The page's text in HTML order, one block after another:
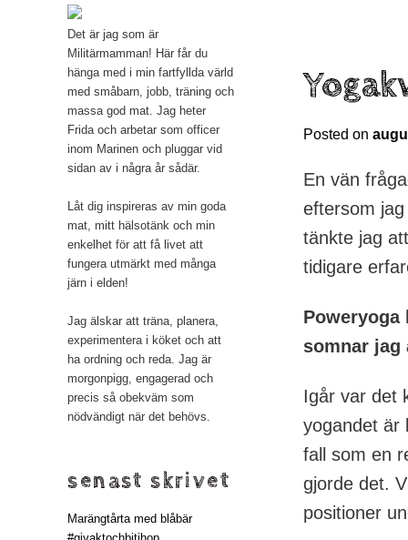
Posted on
En vän
eftersom
tänkte jag
tidigare
somnar jag
Igår var det
yogandet är
fall som en
gjorde det.
positioner
Det är jag som är
Militärmamman! Här får du
hänga med i min fartfyllda värld
med småbarn, jobb, träning och
massa god mat. Jag heter
Frida och arbetar som officer
inom Marinen och pluggar vid
sidan av i några år sådär.
Låt dig inspireras av min goda
mat, mitt hälsotänk och min
enkelhet för att få livet att
fungera utmärkt med många
järn i elden!
Jag älskar att träna, planera,
experimentera i köket och att
ha ordning och reda. Jag är
morgonpigg, engagerad och
precis så obekväm som
nödvändigt när det behövs.
senast skrivet
Marängtårta med blåbär